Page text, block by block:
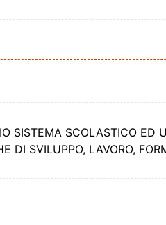
SISTEMA SCOLASTICO ED
DI SVILUPPO, LAVORO,